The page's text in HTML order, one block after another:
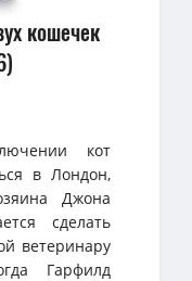
кошечек
кот
в Лондон,
Джона
сделать
ветеринару
Гарфилд